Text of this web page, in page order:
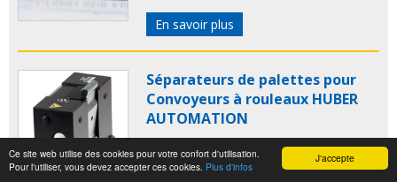
J'accepte
Ce site web utilise des cookies pour votre confort d'utilisation.
Pour l'utiliser, vous devez accepter ces cookies. Plus d'infos
En savoir plus
Séparateurs de palettes pour
Convoyeurs à rouleaux HUBER
AUTOMATION
En savoir plus